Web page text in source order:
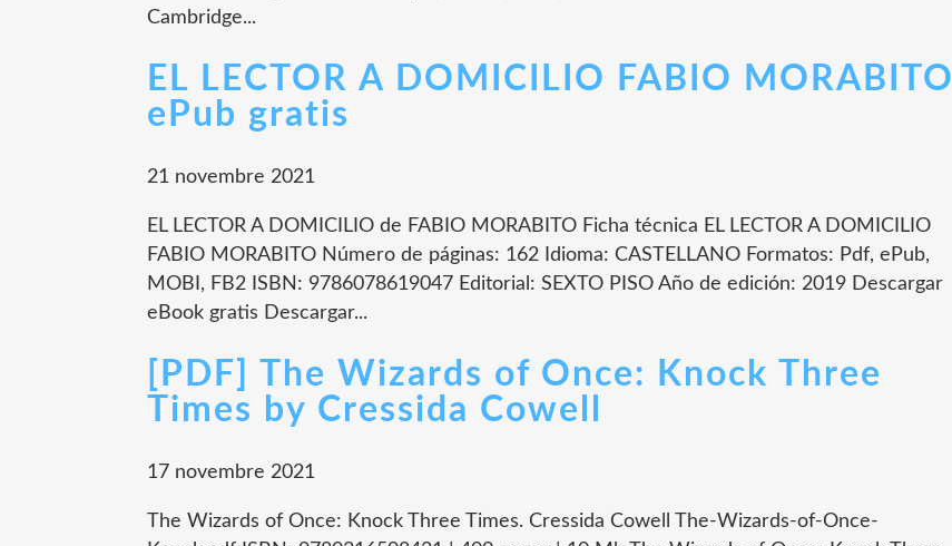
Cambridge...
EL LECTOR A DOMICILIO FABIO MORABITO
ePub gratis
21 novembre 2021
EL LECTOR A DOMICILIO de FABIO MORABITO Ficha técnica EL LECTOR A DOMICILIO
FABIO MORABITO Número de páginas: 162 Idioma: CASTELLANO Formatos: Pdf, ePub,
MOBI, FB2 ISBN: 9786078619047 Editorial: SEXTO PISO Año de edición: 2019 Descargar
eBook gratis Descargar...
[PDF] The Wizards of Once: Knock Three
Times by Cressida Cowell
17 novembre 2021
The Wizards of Once: Knock Three Times. Cressida Cowell The-Wizards-of-Once-